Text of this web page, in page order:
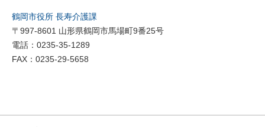
鶴岡市役所 長寿介護課
〒997-8601 山形県鶴岡市馬場町9番25号
電話：0235-35-1289
FAX：0235-29-5658